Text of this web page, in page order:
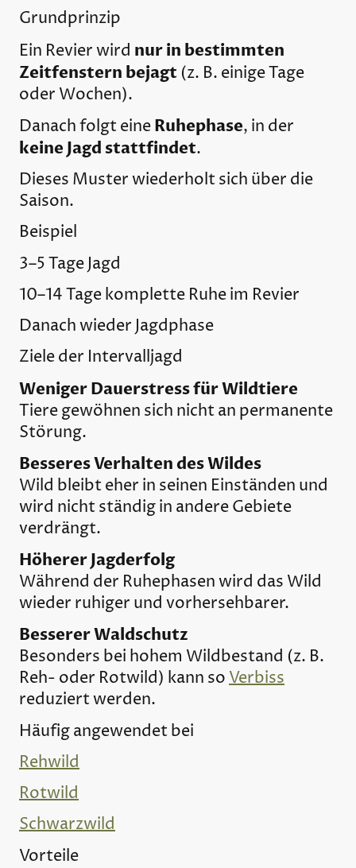
Grundprinzip
Ein Revier wird nur in bestimmten
Zeitfenstern bejagt (z. B. einige Tage
oder Wochen).
Danach folgt eineRuhephase, in der
keine Jagd stattfindet.
Dieses Muster wiederholt sich über die
Saison.
Beispiel
3–5 Tage Jagd
10–14 Tage komplette Ruhe im Revier
Danach wieder Jagdphase
Ziele der Intervalljagd
Weniger Dauerstress für Wildtiere
Tiere gewöhnen sich nicht an permanente
Störung.
Besseres Verhalten des Wildes
Wild bleibt eher in seinen Einständen und
wird nicht ständig in andere Gebiete
verdrängt.
Höherer Jagderfolg
Während der Ruhephasen wird das Wild
wieder ruhiger und vorhersehbarer.
Besserer Waldschutz
Besonders bei hohem Wildbestand (z. B.
Reh- oder Rotwild) kann soVerbiss
reduziert werden.
Häufig angewendet bei
Rehwild
Rotwild
Schwarzwild
Vorteile